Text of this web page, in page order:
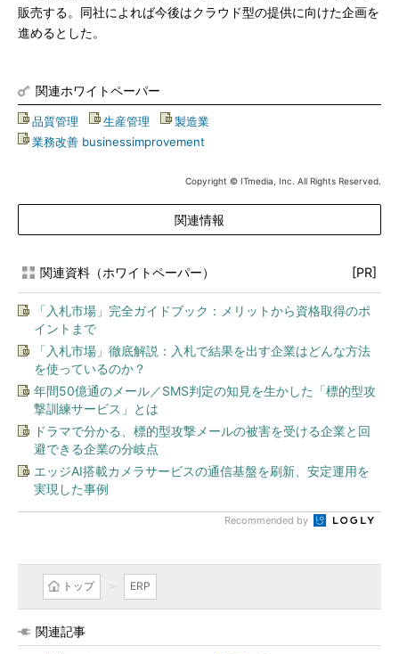
販売する。同社によれば今後はクラウド型の提供に向けた企画を
進めるとした。
関連ホワイトペーパー
品質管理 生産管理 製造業
業務改善 businessimprovement
Copyright © ITmedia, Inc. All Rights Reserved.
関連情報
関連資料（ホワイトペーパー） [PR]
「入札市場」完全ガイドブック：メリットから資格取得のポ
イントまで
「入札市場」徹底解説：入札で結果を出す企業はどんな方法
を使っているのか？
年間50億通のメール／SMS判定の知見を生かした「標的型攻
撃訓練サービス」とは
ドラマで分かる、標的型攻撃メールの被害を受ける企業と回
避できる企業の分岐点
エッジAI搭載カメラサービスの通信基盤を刷新、安定運用を
実現した事例
Recommended by
トップ ERP
関連記事